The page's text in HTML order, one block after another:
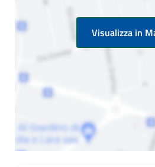
Visualizza in